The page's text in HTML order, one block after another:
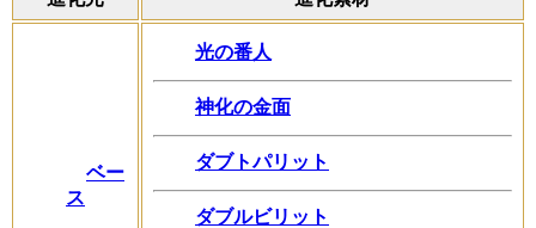
ベー
ス
光の番人
神化の金面
ダブトパリット
ダブルビリット